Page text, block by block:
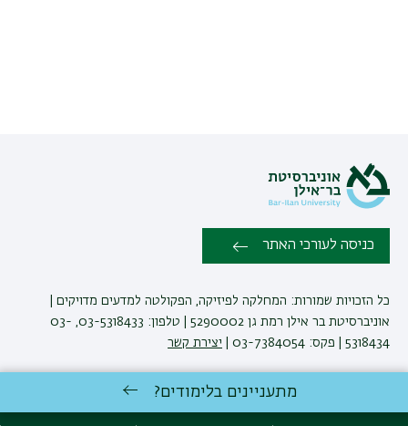
כניסה לעורכי האתר
כל הזכויות שמורות: המחלקה לפיזיקה, הפקולטה למדעים מדויקים |
אוניברסיטת בר אילן רמת גן 5290002 | טלפון: 03-5318433, 03-
5318434 | פקס: 03-7384054 |
יצירת קשר
באוניברסיטת בר-אילן
מתעניינים בלימודים?